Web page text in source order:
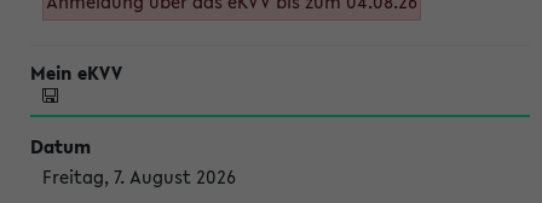
Freitag, 7. August 2026